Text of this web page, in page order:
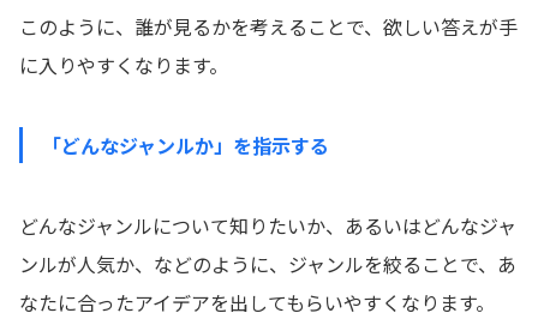
このように、誰が見るかを考えることで、欲しい答えが手
に入りやすくなります。
「どんなジャンルか」を指示する
どんなジャンルについて知りたいか、あるいはどんなジャ
ンルが人気か、などのように、ジャンルを絞ることで、あ
なたに合ったアイデアを出してもらいやすくなります。